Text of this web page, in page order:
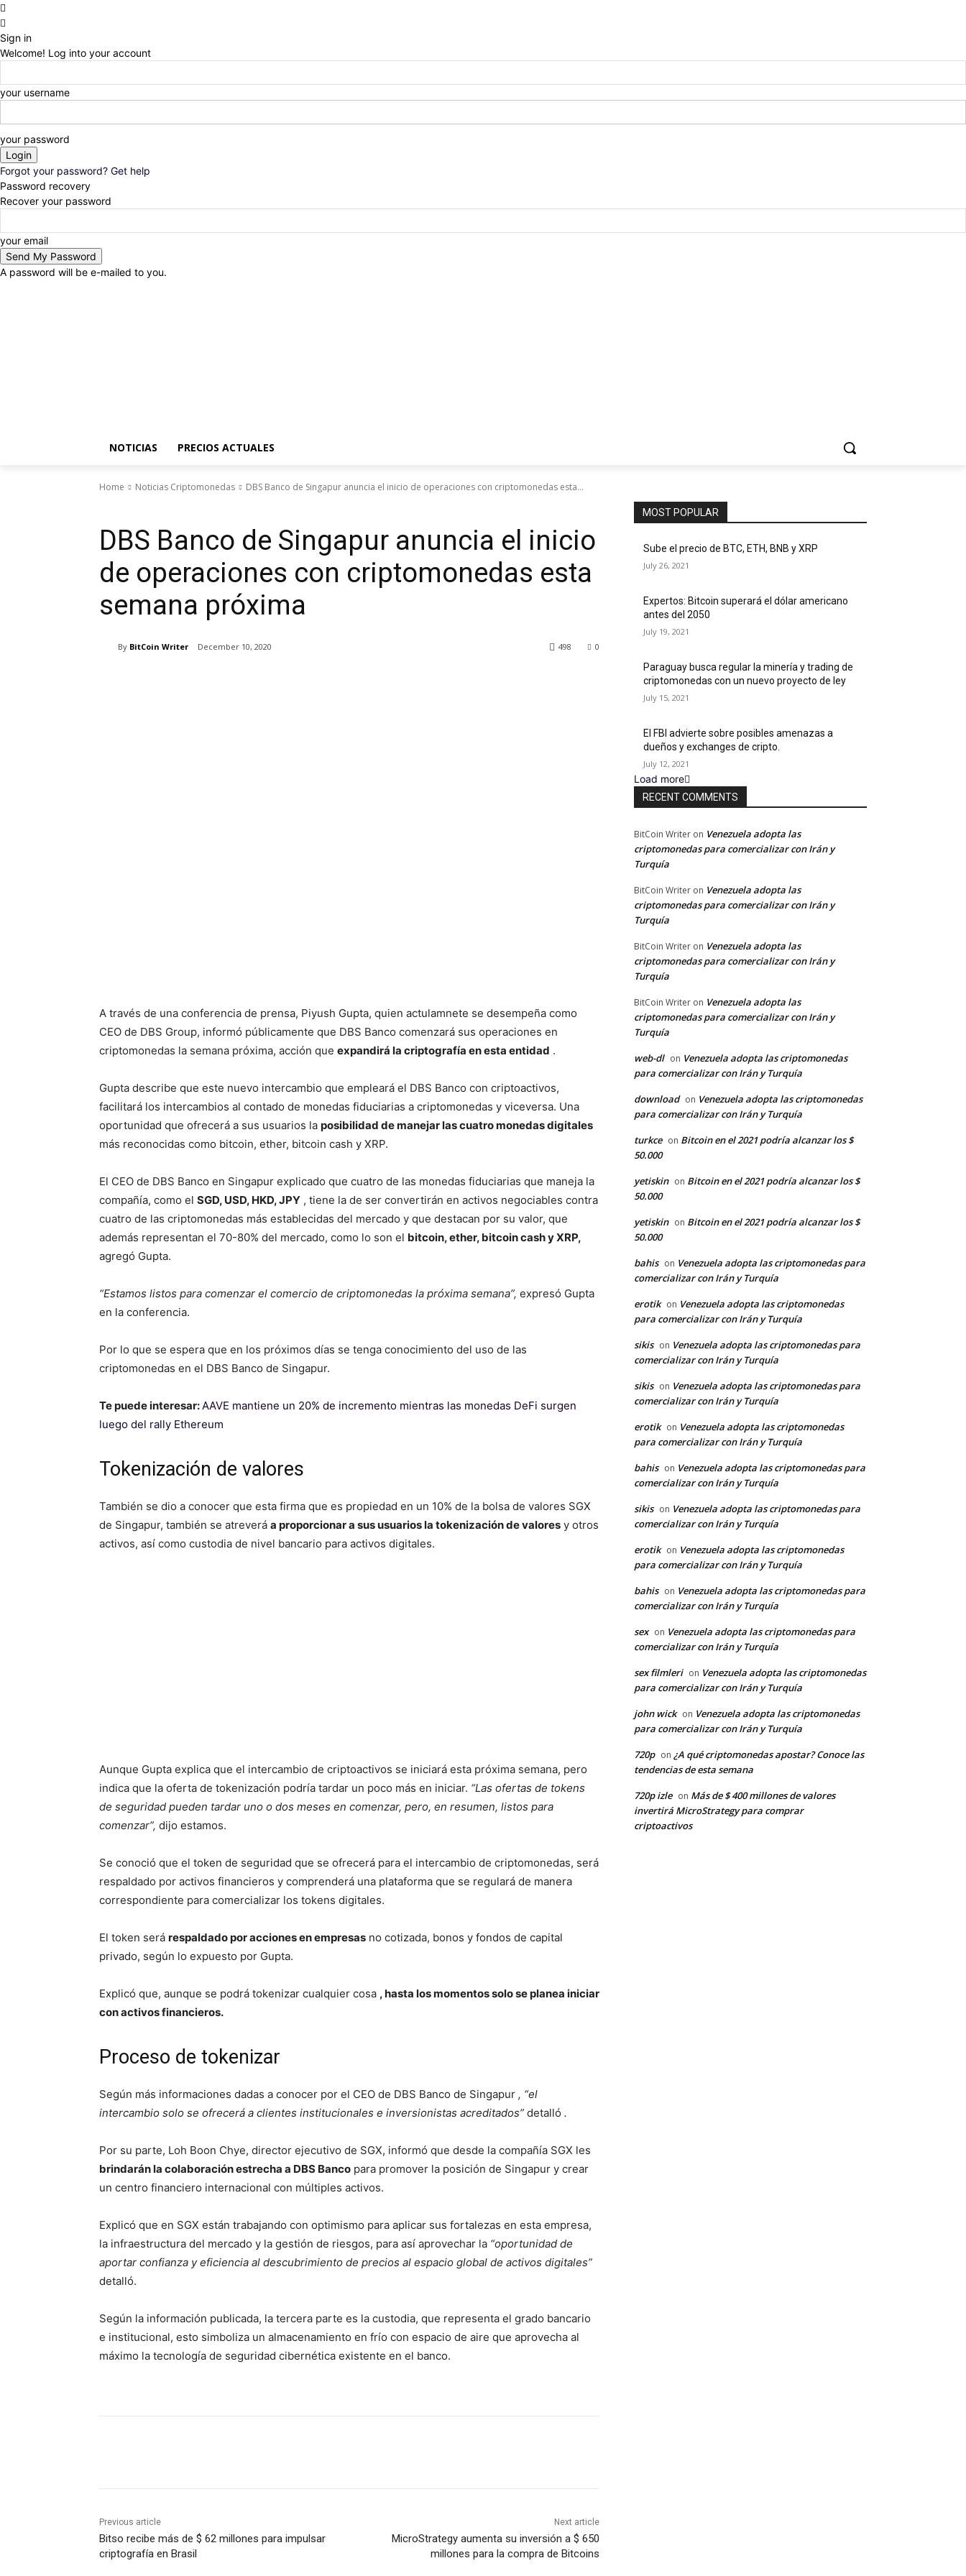
Sign in
Welcome! Log into your account
your username
your password
Forgot your password? Get help
Password recovery
Recover your password
your email
A password will be e-mailed to you.
NOTICIAS PRECIOS ACTUALES
Home Noticias Criptomonedas DBS Banco de Singapur anuncia el inicio de operaciones con criptomonedas esta...
DBS Banco de Singapur anuncia el inicio
de operaciones con criptomonedas esta
semana próxima
By BitCoin Writer December 10, 2020 0
498
A través de una conferencia de prensa, Piyush Gupta, quien actulamnete se desempeña como
CEO de DBS Group, informó públicamente que DBS Banco comenzará sus operaciones en
criptomonedas la semana próxima, acción que expandirá la criptografía en esta entidad .
Gupta describe que este nuevo intercambio que empleará el DBS Banco con criptoactivos,
facilitará los intercambios al contado de monedas fiduciarias a criptomonedas y viceversa. Una
oportunidad que ofrecerá a sus usuarios la posibilidad de manejar las cuatro monedas digitales
más reconocidas como bitcoin, ether, bitcoin cash y XRP.
El CEO de DBS Banco en Singapur explicado que cuatro de las monedas fiduciarias que maneja la
compañía, como el SGD, USD, HKD, JPY , tiene la de ser convertirán en activos negociables contra
cuatro de las criptomonedas más establecidas del mercado y que destacan por su valor, que
además representan el 70-80% del mercado, como lo son el bitcoin, ether, bitcoin cash y XRP,
agregó Gupta.
“Estamos listos para comenzar el comercio de criptomonedas la próxima semana”, expresó Gupta
en la conferencia.
Por lo que se espera que en los próximos días se tenga conocimiento del uso de las
criptomonedas en el DBS Banco de Singapur.
Te puede interesar:AAVE mantiene un 20% de incremento mientras las monedas DeFi surgen
luego del rally Ethereum
Tokenización de valores
También se dio a conocer que esta firma que es propiedad en un 10% de la bolsa de valores SGX
de Singapur, también se atreverá a proporcionar a sus usuarios la tokenizaciónde valores y otros
activos, así como custodia de nivel bancario para activos digitales.
Aunque Gupta explica que el intercambio de criptoactivos se iniciará esta próxima semana, pero
indica que la oferta de tokenización podría tardar un poco más en iniciar. “Las ofertas de tokens
de seguridad pueden tardar uno o dos meses en comenzar, pero, en resumen, listos para
comenzar”, dijo estamos.
Se conoció que el token de seguridad que se ofrecerá para el intercambio de criptomonedas, será
respaldado por activos financieros y comprenderá una plataforma que se regulará de manera
correspondiente para comercializar los tokens digitales.
El token será respaldado por acciones en empresas no cotizada, bonos y fondos de capital
privado, según lo expuesto por Gupta.
Explicó que, aunque se podrá tokenizar cualquier cosa , hasta los momentos solo se planea iniciar
con activos financieros.
Proceso de tokenizar
Según más informaciones dadas a conocer por el CEO de DBS Banco de Singapur , “el
intercambio solo se ofrecerá a clientes institucionales e inversionistas acreditados” detalló .
Por su parte, Loh Boon Chye, director ejecutivo de SGX, informó que desde la compañía SGX les
brindarán la colaboración estrecha a DBS Banco para promover la posición de Singapur y crear
un centro financiero internacional con múltiples activos.
Explicó que en SGX están trabajando con optimismo para aplicar sus fortalezas en esta empresa,
la infraestructura del mercado y la gestión de riesgos, para así aprovechar la “oportunidad de
aportar confianza y eficiencia al descubrimiento de precios al espacio global de activos digitales”
detalló.
Según la información publicada, la tercera parte es la custodia, que representa el grado bancario
e institucional, esto simboliza un almacenamiento en frío con espacio de aire que aprovecha al
máximo la tecnología de seguridad cibernética existente en el banco.
Previous article
Bitso recibe más de $ 62 millones para impulsar
criptografía en Brasil
Next article
MicroStrategy aumenta su inversión a $ 650
millones para la compra de Bitcoins
MOST POPULAR
Sube el precio de BTC, ETH, BNB y XRP
July 26, 2021
Expertos: Bitcoin superará el dólar americano
antes del 2050
July 19, 2021
Paraguay busca regular la minería y trading de
criptomonedas con un nuevo proyecto de ley
July 15, 2021
El FBI advierte sobre posibles amenazas a
dueños y exchanges de cripto.
July 12, 2021
Load more
RECENT COMMENTS
BitCoin Writer on Venezuela adopta las
criptomonedas para comercializar con Irán y
Turquía
BitCoin Writer on Venezuela adopta las
criptomonedas para comercializar con Irán y
Turquía
BitCoin Writer on Venezuela adopta las
criptomonedas para comercializar con Irán y
Turquía
BitCoin Writer on Venezuela adopta las
criptomonedas para comercializar con Irán y
Turquía
web-dl on Venezuela adopta las criptomonedas
para comercializar con Irán y Turquía
download on Venezuela adopta las criptomonedas
para comercializar con Irán y Turquía
turkce on Bitcoin en el 2021 podría alcanzar los $
50.000
yetiskin on Bitcoin en el 2021 podría alcanzar los $
50.000
yetiskin on Bitcoin en el 2021 podría alcanzar los $
50.000
bahis on Venezuela adopta las criptomonedas para
comercializar con Irán y Turquía
erotik on Venezuela adopta las criptomonedas
para comercializar con Irán y Turquía
sikis on Venezuela adopta las criptomonedas para
comercializar con Irán y Turquía
sikis on Venezuela adopta las criptomonedas para
comercializar con Irán y Turquía
erotik on Venezuela adopta las criptomonedas
para comercializar con Irán y Turquía
bahis on Venezuela adopta las criptomonedas para
comercializar con Irán y Turquía
sikis on Venezuela adopta las criptomonedas para
comercializar con Irán y Turquía
erotik on Venezuela adopta las criptomonedas
para comercializar con Irán y Turquía
bahis on Venezuela adopta las criptomonedas para
comercializar con Irán y Turquía
sex on Venezuela adopta las criptomonedas para
comercializar con Irán y Turquía
sex filmleri on Venezuela adopta las criptomonedas
para comercializar con Irán y Turquía
john wick on Venezuela adopta las criptomonedas
para comercializar con Irán y Turquía
720p on ¿A qué criptomonedas apostar? Conoce las
tendencias de esta semana
720p izle on Más de $ 400 millones de valores
invertirá MicroStrategy para comprar
criptoactivos